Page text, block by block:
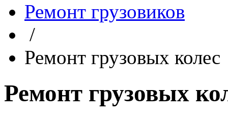
Ремонт грузовиков
/
Ремонт грузовых колес
Ремонт грузовых